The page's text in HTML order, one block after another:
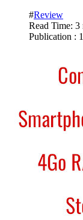
#Review
Read Time: 3
Publication :